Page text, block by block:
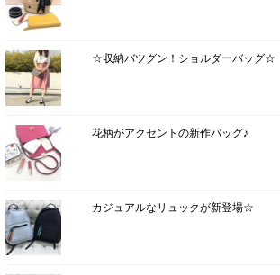
☆収納バツグン！ショルダーバッグ☆
花柄がアクセントの新作バッグ♪
カジュアルなリュックが新登場☆